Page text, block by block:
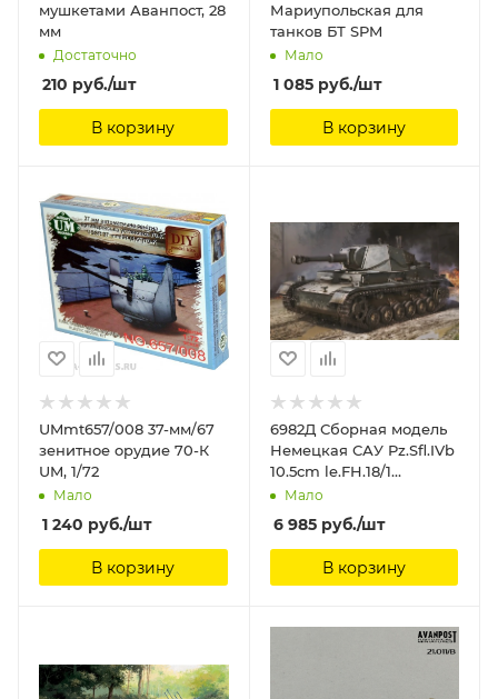
мушкетами Аванпост, 28
мм
Достаточно
210 руб./шт
В корзину
Мариупольская для
танков БТ SPM
Мало
1 085руб./шт
В корзину
UMmt657/008 37-мм/67
зенитное орудие 70-К
UM, 1/72
Мало
1 240 руб./шт
В корзину
6982Д Сборная модель
Немецкая САУ Pz.Sfl.IVb
10.5cm le.FH.18/1
Sd.Kfz.165/1 Ausf.A
Dragon, 1/35
Мало
6 985руб./шт
В корзину